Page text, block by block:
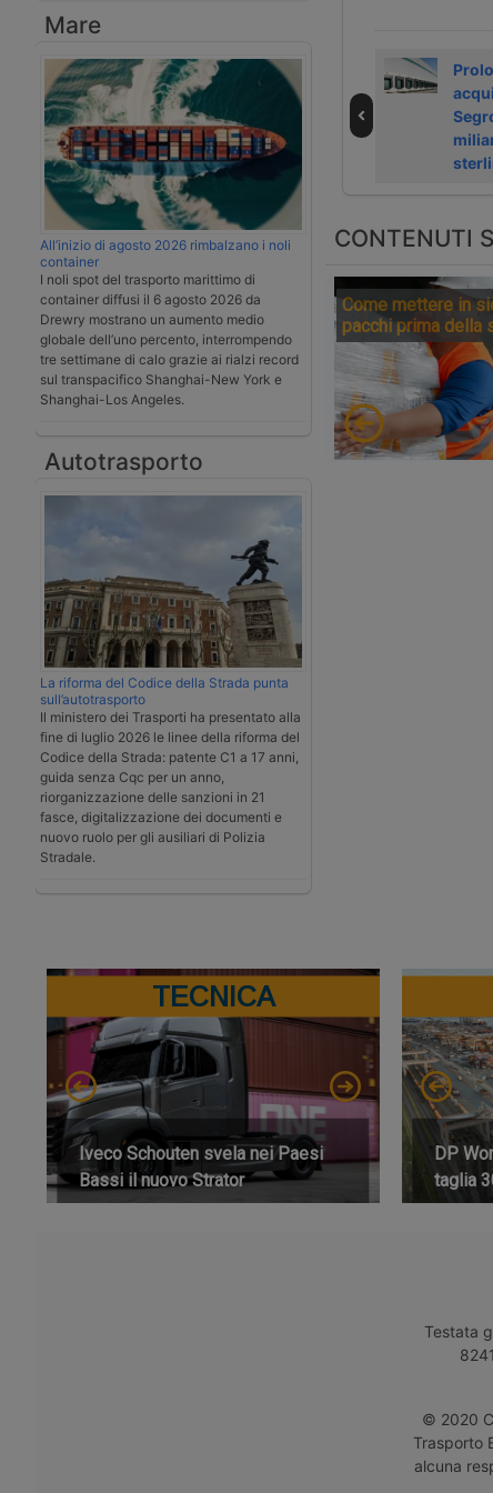
Mare
All’inizio di agosto 2026 rimbalzano i noli
container
I noli spot del trasporto marittimo di
container diffusi il 6 agosto 2026 da
Drewry mostrano un aumento medio
globale dell’uno percento, interrompendo
tre settimane di calo grazie ai rialzi record
sul transpacifico Shanghai-New York e
Shanghai-Los Angeles.
Autotrasporto
La riforma del Codice della Strada punta
sull’autotrasporto
Il ministero dei Trasporti ha presentato alla
fine di luglio 2026 le linee della riforma del
Codice della Strada: patente C1 a 17 anni,
guida senza Cqc per un anno,
riorganizzazione delle sanzioni in 21
fasce, digitalizzazione dei documenti e
nuovo ruolo per gli ausiliari di Polizia
Stradale.
Eqt potenzia la
logistica nel Nord
Notizie dal
trasporto e dalla
logistica – 22
dicembre 2025
CONTENUTI
Come mettere in
pacchi prima della
TECNICA
Iveco Schouten svela nei Paesi
Bassi il nuovo Strator
DP
taglia
Testata
© 2020
Trasporto
alcuna